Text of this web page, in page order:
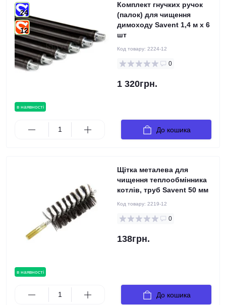
в наявності
24
12
Комплект гнучких ручок
(палок) для чищення
димоходу Savent 1,4 м x 6
шт
Код товару: 2224-12
0
1 320грн.
До кошика
в наявності
Щітка металева для
чищення теплообмінника
котлів, труб Savent 50 мм
Код товару: 2219-12
0
138грн.
До кошика